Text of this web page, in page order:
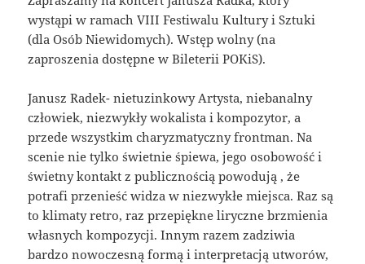
wystąpi w ramach VIII Festiwalu Kultury i Sztuki
(dla Osób Niewidomych). Wstęp wolny (na
zaproszenia dostępne w Bileterii POKiS).
Janusz Radek- nietuzinkowy Artysta, niebanalny
człowiek, niezwykły wokalista i kompozytor, a
przede wszystkim charyzmatyczny frontman. Na
scenie nie tylko świetnie śpiewa, jego osobowość i
świetny kontakt z publicznością powodują , że
potrafi przenieść widza w niezwykłe miejsca. Raz są
to klimaty retro, raz przepiękne liryczne brzmienia
własnych kompozycji. Innym razem zadziwia
bardzo nowoczesną formą i interpretacją utworów,